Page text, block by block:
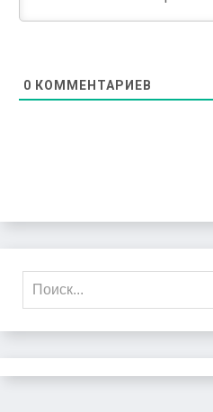
0 КОММЕНТАРИЕВ
Поиск